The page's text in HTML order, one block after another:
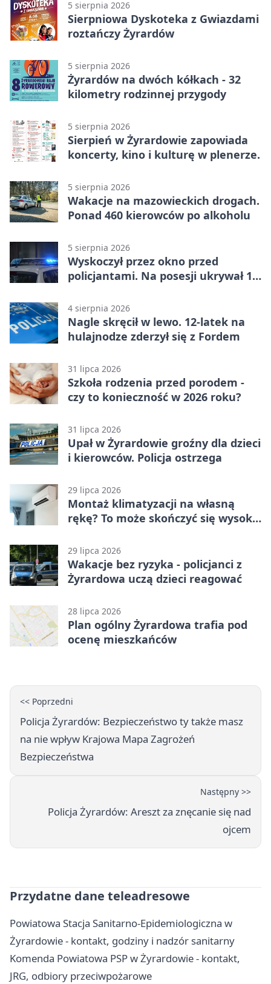
5 sierpnia 2026
Sierpniowa Dyskoteka z Gwiazdami
roztańczy Żyrardów
5 sierpnia 2026
Żyrardów na dwóch kółkach - 32
kilometry rodzinnej przygody
5 sierpnia 2026
Sierpień w Żyrardowie zapowiada
koncerty, kino i kulturę w plenerze.
5 sierpnia 2026
Wakacje na mazowieckich drogach.
Ponad 460 kierowców po alkoholu
5 sierpnia 2026
Wyskoczył przez okno przed
policjantami. Na posesji ukrywał 12
4 sierpnia 2026
Nagle skręcił w lewo. 12-latek na
hulajnodze zderzył się z Fordem
31 lipca 2026
Szkoła rodzenia przed porodem -
czy to konieczność w 2026 roku?
31 lipca 2026
Upał w Żyrardowie groźny dla dzieci
i kierowców. Policja ostrzega
29 lipca 2026
Montaż klimatyzacji na własną
rękę? To może skończyć się wysoką
29 lipca 2026
Wakacje bez ryzyka - policjanci z
Żyrardowa uczą dzieci reagować
28 lipca 2026
Plan ogólny Żyrardowa trafia pod
ocenę mieszkańców
<< Poprzedni
Policja Żyrardów: Bezpieczeństwo ty także masz
na nie wpływ Krajowa Mapa Zagrożeń
Bezpieczeństwa
Następny >>
Policja Żyrardów: Areszt za znęcanie się nad
ojcem
Przydatne dane teleadresowe
Powiatowa Stacja Sanitarno-Epidemiologiczna w
Żyrardowie - kontakt, godziny i nadzór sanitarny
Komenda Powiatowa PSP w Żyrardowie - kontakt,
JRG, odbiory przeciwpożarowe